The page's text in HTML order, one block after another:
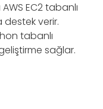
EC2 tabanlı
destek verir.
tabanlı
sağlar.